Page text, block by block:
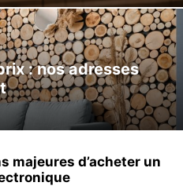
: nos adresses
majeures d’acheter un